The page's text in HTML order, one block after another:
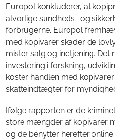
Europol konkluderer, at
alvorlige sundheds- og
forbrugerne. Europol
med kopivarer skader de
mister salg og indtjening. Det
investering i forskning,
koster handlen med
skatteindtægter for
Ifølge rapporten er de
store mængder af kopivarer
og de benytter herefter